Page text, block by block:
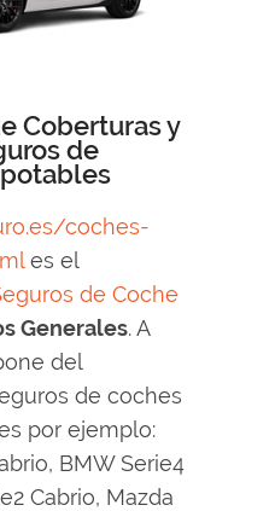
Coberturas y
de
coches-
es el
de Coche
Generales. A
del
de coches
por ejemplo:
BMW Serie4
Cabrio, Mazda